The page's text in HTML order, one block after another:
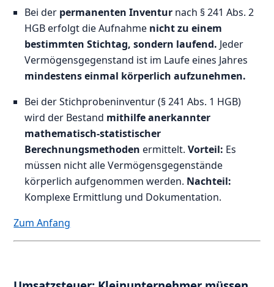
Bei der permanenten Inventur nach § 241 Abs. 2
HGB erfolgt die Aufnahme nicht zu einem
bestimmten Stichtag, sondern laufend. Jeder
Vermögensgegenstand ist im Laufe eines Jahres
mindestens einmal körperlich aufzunehmen.
Bei der Stichprobeninventur (§ 241 Abs. 1 HGB)
wird der Bestand mithilfe anerkannter
mathematisch-statistischer
Berechnungsmethoden ermittelt.Vorteil: Es
müssen nicht alle Vermögensgegenstände
körperlich aufgenommen werden. Nachteil:
Komplexe Ermittlung und Dokumentation.
Zum Anfang